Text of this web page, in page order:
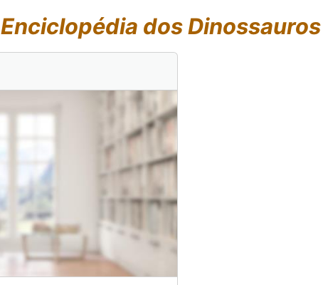
Enciclopédia dos Dinossauros